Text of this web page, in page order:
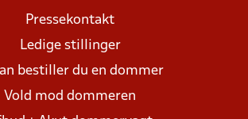
Pressekontakt
Ledige stillinger
bestiller du en dommer
Vold mod dommeren